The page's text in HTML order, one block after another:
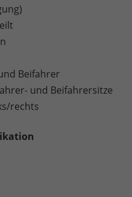
Beifahrer
und Beifahrersitze
rechts